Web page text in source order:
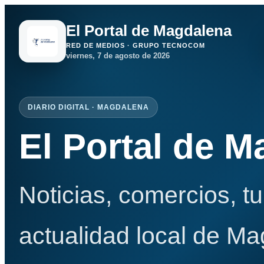
El Portal de Magdalena
RED DE MEDIOS · GRUPO TECNOCOM
viernes, 7 de agosto de 2026
DIARIO DIGITAL · MAGDALENA
El Portal de
Noticias, comercios,
actualidad local de